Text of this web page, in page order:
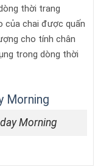
thời trang
của chai được quấn
cho tính chân
trong dòng thời
Morning